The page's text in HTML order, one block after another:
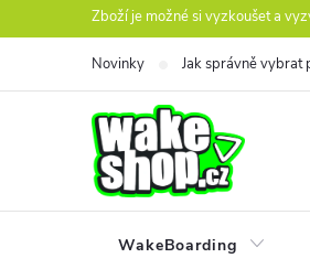
na
Zboží je možné si vyzkoušet a
Novinky Jak správně vybrat
WakeBoarding